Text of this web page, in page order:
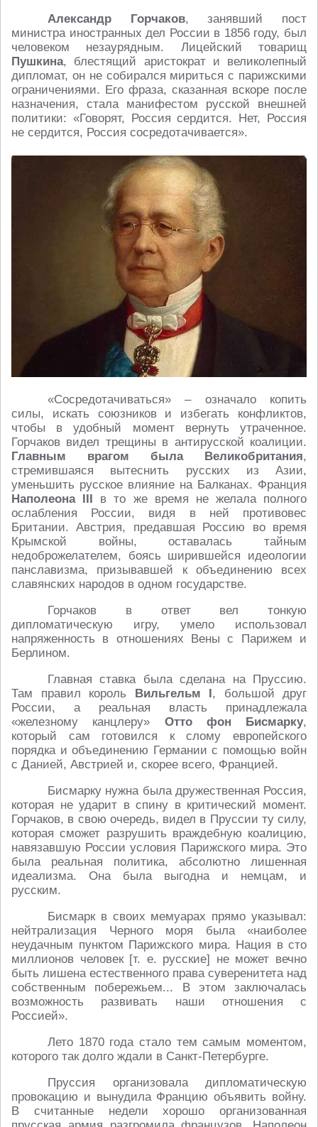
Александр Горчаков, занявший пост
министра иностранных дел России в 1856 году, был
человеком незаурядным. Лицейский товарищ
Пушкина, блестящий аристократ и великолепный
дипломат, он не собирался мириться с парижскими
ограничениями. Его фраза, сказанная вскоре после
назначения, стала манифестом русской внешней
политики: «Говорят, Россия сердится. Нет, Россия
не сердится, Россия сосредотачивается».
«Сосредотачиваться» – означало копить
силы, искать союзников и избегать конфликтов,
чтобы в удобный момент вернуть утраченное.
Горчаков видел трещины в антирусской коалиции.
Главным врагом была Великобритания,
стремившаяся вытеснить русских из Азии,
уменьшить русское влияние на Балканах. Франция
Наполеона III в то же время не желала полного
ослабления России, видя в ней противовес
Британии. Австрия, предавшая Россию во время
Крымской войны, оставалась тайным
недоброжелателем, боясь ширившейся идеологии
панславизма, призывавшей к объединению всех
славянских народов в одном государстве.
Горчаков в ответ вел тонкую
дипломатическую игру, умело использовал
напряженность в отношениях Вены с Парижем и
Берлином.
Главная ставка была сделана на Пруссию.
Там правил король Вильгельм I, большой друг
России, а реальная власть принадлежала
«железному канцлеру» Отто фон Бисмарку,
который сам готовился к слому европейского
порядка и объединению Германии с помощью войн
с Данией, Австрией и, скорее всего, Францией.
Бисмарку нужна была дружественная Россия,
которая не ударит в спину в критический момент.
Горчаков, в свою очередь, видел в Пруссии ту силу,
которая сможет разрушить враждебную коалицию,
навязавшую России условия Парижского мира. Это
была реальная политика, абсолютно лишенная
идеализма. Она была выгодна и немцам, и
русским.
Бисмарк в своих мемуарах прямо указывал:
нейтрализация Черного моря была «наиболее
неудачным пунктом Парижского мира. Нация в сто
миллионов человек [т. е. русские] не может вечно
быть лишена естественного права суверенитета над
собственным побережьем... В этом заключалась
возможность развивать наши отношения с
Россией».
Лето 1870 года стало тем самым моментом,
которого так долго ждали в Санкт-Петербурге.
Пруссия организовала дипломатическую
провокацию и вынудила Францию объявить войну.
В считанные недели хорошо организованная